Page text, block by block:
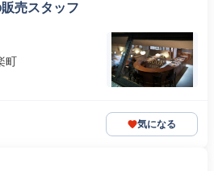
売スタッフ
町
気になる